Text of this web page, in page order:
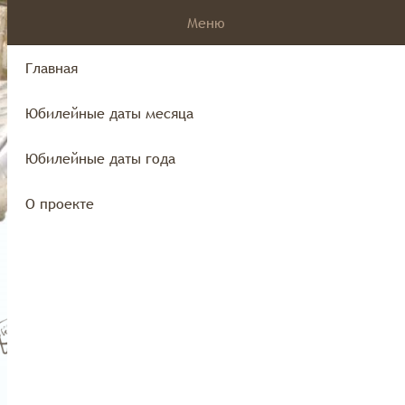
края
Меню
Главная
Юбилейные даты месяца
Юбилейные даты года
О проекте